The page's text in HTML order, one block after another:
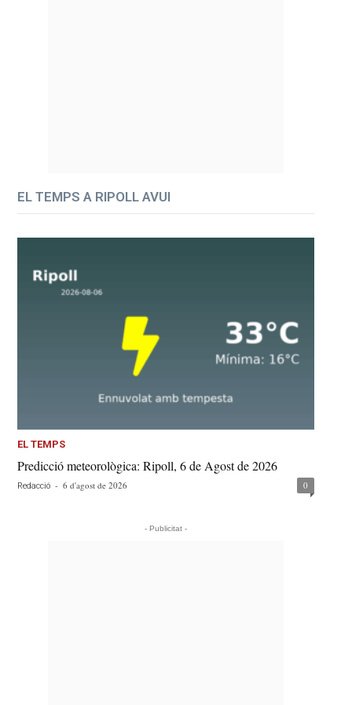
EL TEMPS A RIPOLL AVUI
EL TEMPS
Predicció meteorològica: Ripoll, 6 de Agost de 2026
Redacció - 6 d'agost de 2026 0
- Publicitat -